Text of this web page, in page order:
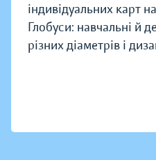
індивідуальних карт
Глобуси: навчальні й
різних діаметрів і